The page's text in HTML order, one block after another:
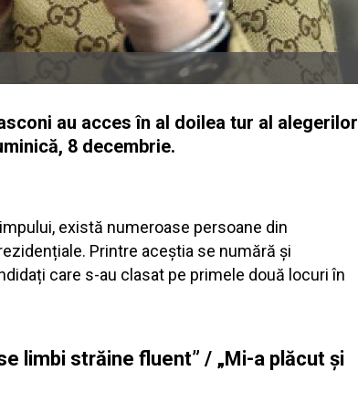
au acces în al doilea tur al alegerilor
8 decembrie.
există numeroase persoane din
Printre aceștia se numără și
care s-au clasat pe primele două locuri în
limbi străine fluent” / „Mi-a plăcut și